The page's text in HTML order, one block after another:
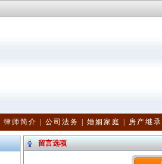
律师简介 公司法务 婚姻家庭 房产继承
留言选项